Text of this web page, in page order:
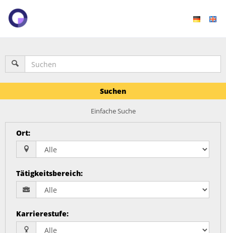
Suchen
Einfache Suche
Ort:
Tätigkeitsbereich:
Karrierestufe: